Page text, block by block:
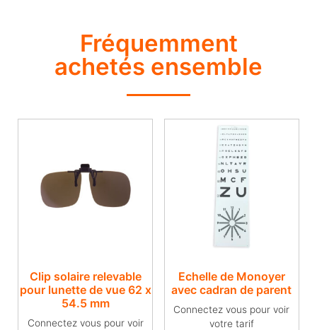
Fréquemment
achetés ensemble
Clip solaire relevable
pour lunette de vue​ 62 x
54.5 mm
Connectez vous pour voir
Echelle de Monoyer
avec cadran de parent
Connectez vous pour voir
votre tarif